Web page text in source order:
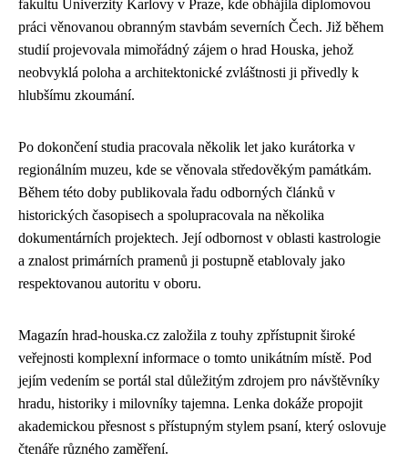
fakultu Univerzity Karlovy v Praze, kde obhájila diplomovou
práci věnovanou obranným stavbám severních Čech. Již během
studií projevovala mimořádný zájem o hrad Houska, jehož
neobvyklá poloha a architektonické zvláštnosti ji přivedly k
hlubšímu zkoumání.
Po dokončení studia pracovala několik let jako kurátorka v
regionálním muzeu, kde se věnovala středověkým památkám.
Během této doby publikovala řadu odborných článků v
historických časopisech a spolupracovala na několika
dokumentárních projektech. Její odbornost v oblasti kastrologie
a znalost primárních pramenů ji postupně etablovaly jako
respektovanou autoritu v oboru.
Magazín hrad-houska.cz založila z touhy zpřístupnit široké
veřejnosti komplexní informace o tomto unikátním místě. Pod
jejím vedením se portál stal důležitým zdrojem pro návštěvníky
hradu, historiky i milovníky tajemna. Lenka dokáže propojit
akademickou přesnost s přístupným stylem psaní, který oslovuje
čtenáře různého zaměření.